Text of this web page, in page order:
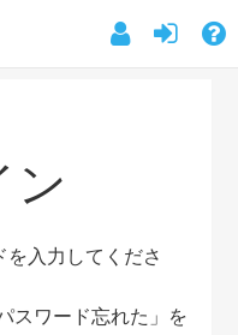
ン
を入力してくださ
スワード忘れた」を